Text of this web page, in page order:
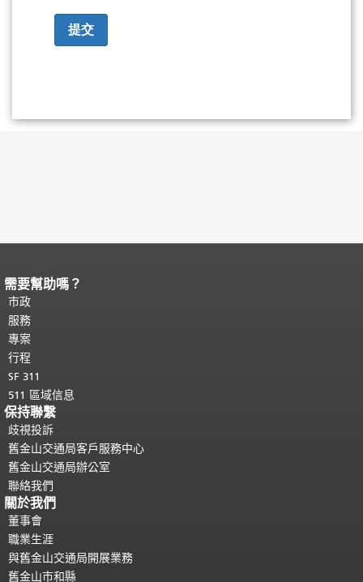
頁面內容結束。
都會重複顯示。
需要幫助嗎？
市政
服務
專案
行程
SF 311
511 區域信息
保持聯繫
歧視投訴
舊金山交通局客戶服務中心
舊金山交通局辦公室
聯絡我們
關於我們
董事會
職業生涯
與舊金山交通局開展業務
舊金山市和縣